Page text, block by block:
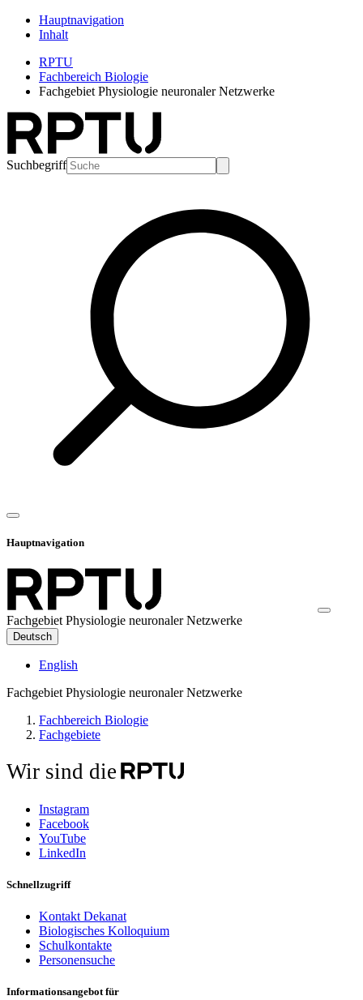
Hauptnavigation
Inhalt
RPTU
Fachbereich Biologie
Fachgebiet Physiologie neuronaler Netzwerke
Suchbegriff
Hauptnavigation
Fachgebiet Physiologie neuronaler Netzwerke
Deutsch
English
Fachgebiet Physiologie neuronaler Netzwerke
Fachbereich Biologie
Fachgebiete
Wir sind die
Instagram
Facebook
YouTube
LinkedIn
Schnellzugriff
Kontakt Dekanat
Biologisches Kolloquium
Schulkontakte
Personensuche
Informationsangebot für